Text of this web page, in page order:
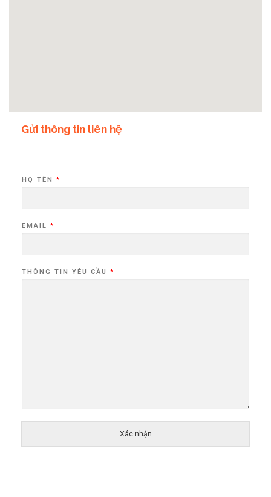
Gửi thông tin liên hệ
HỌ TÊN *
EMAIL *
THÔNG TIN YÊU CẦU *
Xác nhận